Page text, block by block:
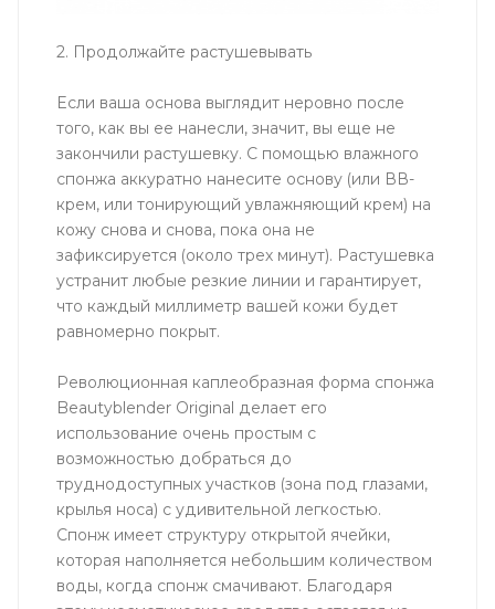
2. Продолжайте растушевывать
Если ваша основа выглядит неровно после
того, как вы ее нанесли, значит, вы еще не
закончили растушевку. С помощью влажного
спонжа аккуратно нанесите основу (или ВВ-
крем, или тонирующий увлажняющий крем) на
кожу снова и снова, пока она не
зафиксируется (около трех минут). Растушевка
устранит любые резкие линии и гарантирует,
что каждый миллиметр вашей кожи будет
равномерно покрыт.
Революционная каплеобразная форма спонжа
Beautyblender Original делает его
использование очень простым с
возможностью добраться до
труднодоступных участков (зона под глазами,
крылья носа) с удивительной легкостью.
Cпонж имеет структуру открытой ячейки,
которая наполняется небольшим количеством
воды, когда спонж смачивают. Благодаря